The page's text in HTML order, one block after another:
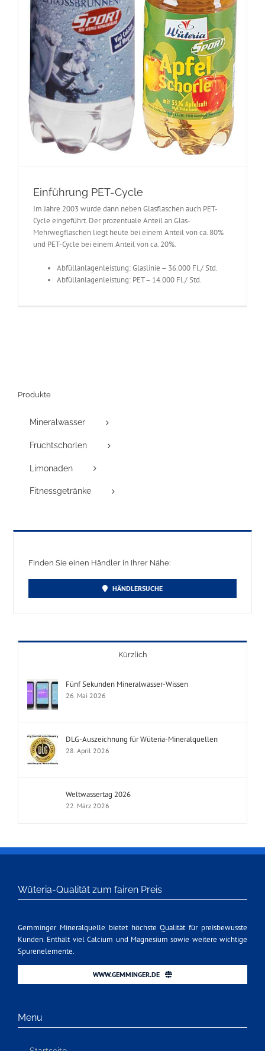
Einführung PET-Cycle
Im Jahre 2003 wurde dann neben Glasflaschen auch PET-
Cycle eingeführt. Der prozentuale Anteil an Glas-
Mehrwegflaschen liegt heute bei einem Anteil von ca. 80%
und PET-Cycle bei einem Anteil von ca. 20%.
Abfüllanlagenleistung: Glaslinie – 36.000 Fl./ Std.
Abfüllanlagenleistung: PET – 14.000 Fl./ Std.
Produkte
Mineralwasser
Fruchtschorlen
Limonaden
Fitnessgetränke
Finden Sie einen Händler in Ihrer Nähe:
HÄNDLERSUCHE
Kürzlich
Fünf Sekunden Mineralwasser-Wissen
26. Mai 2026
DLG-Auszeichnung für Wüteria-Mineralquellen
28. April 2026
Weltwassertag 2026
22. März 2026
Wüteria-Qualität zum fairen Preis
Gemminger Mineralquelle bietet höchste Qualität für preisbewusste
Kunden. Enthält viel Calcium und Magnesium sowie weitere wichtige
Spurenelemente.
WWW.GEMMINGER.DE
Menu